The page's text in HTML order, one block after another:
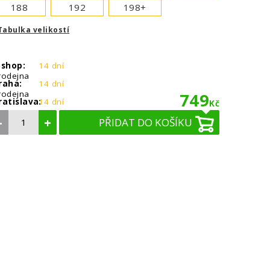
188
192 198+
velikostí
shop:
14 dní
14 dní
14 dní 749Kč
+ PŘIDAT DO KOŠÍKU